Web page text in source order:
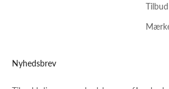
Tilbud
Nyhedsbrev